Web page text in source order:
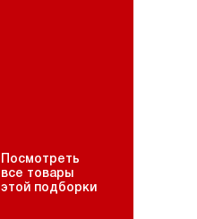
Посмотреть
все товары
этой подборки